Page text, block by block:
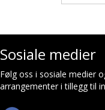
Sosiale medier
Følg oss i sosiale medier
arrangementer i tillegg til